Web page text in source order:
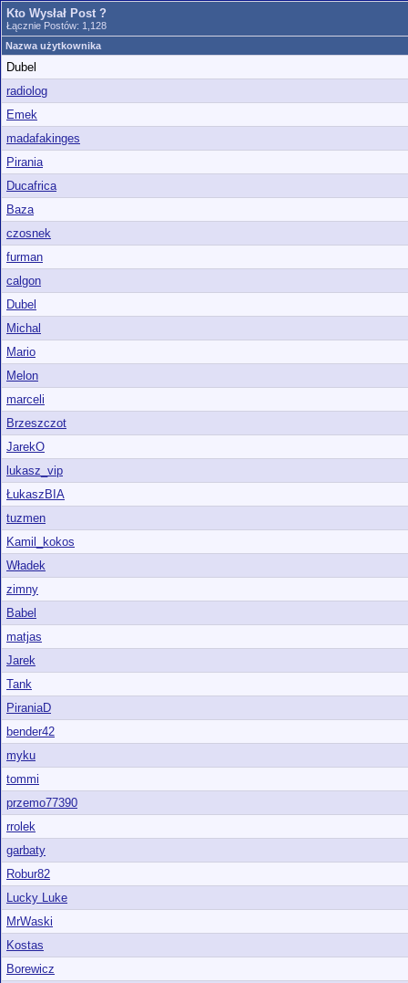
Kto Wysłał Post ?
Łącznie Postów: 1,128
Nazwa użytkownika
Dubel
radiolog
Emek
madafakinges
Pirania
Ducafrica
Baza
czosnek
furman
calgon
Dubel
Michal
Mario
Melon
marceli
Brzeszczot
JarekO
lukasz_vip
ŁukaszBIA
tuzmen
Kamil_kokos
Władek
zimny
Babel
matjas
Jarek
Tank
PiraniaD
bender42
myku
tommi
przemo77390
rrolek
garbaty
Robur82
Lucky Luke
MrWaski
Kostas
Borewicz